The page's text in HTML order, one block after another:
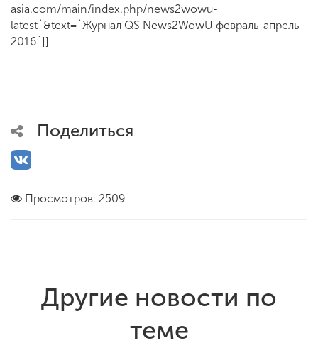
asia.com/main/index.php/news2wowu-
latest`&text=`Журнал QS News2WowU февраль-апрель
2016`]]
Поделиться
Просмотров: 2509
Другие новости по
теме